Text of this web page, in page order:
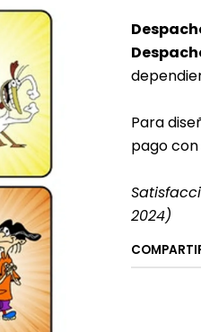
Para
pago
2024)